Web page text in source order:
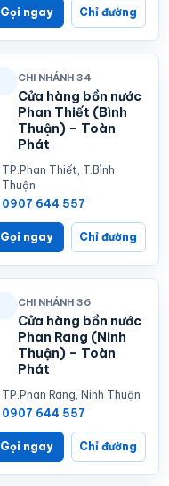
Gọi ngay Chỉ đường
CHI NHÁNH 34
Cửa hàng bồn nước
Phan Thiết (Bình
Thuận) – Toàn
Phát
TP.Phan Thiết, T.Bình
Thuận
0907 644 557
Gọi ngay Chỉ đường
CHI NHÁNH 36
Cửa hàng bồn nước
Phan Rang (Ninh
Thuận) – Toàn
Phát
TP.Phan Rang, Ninh Thuận
0907 644 557
Gọi ngay Chỉ đường